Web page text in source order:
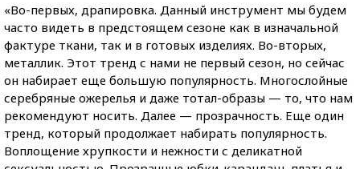
«Во-первых, драпировка. Данный инструмент мы будем
часто видеть в предстоящем сезоне как в изначальной
фактуре ткани, так и в готовых изделиях. Во-вторых,
металлик. Этот тренд с нами не первый сезон, но сейчас
он набирает еще большую популярность. Многослойные
серебряные ожерелья и даже тотал-образы — то, что нам
рекомендуют носить. Далее — прозрачность. Еще один
тренд, который продолжает набирать популярность.
Воплощение хрупкости и нежности с деликатной